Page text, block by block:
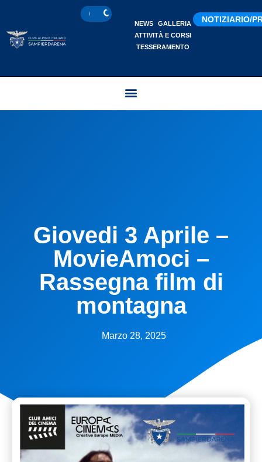
NEWS
GALLERIA
ATTIVITÀ E CORSI
TESSERAMENTO
NOTIZIARIO/
Giovedi 3 Aprile –
MovieAmoci –
Rassegna film di
montagna
Marzo 28, 2025